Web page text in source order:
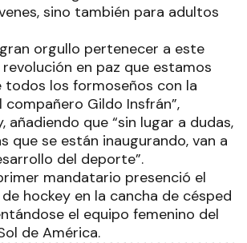
sino también para adultos
orgullo pertenecer a este
en paz que estamos
todos los formoseños con la
Gildo Insfrán”,
añadiendo que “sin lugar a dudas,
que se están inaugurando, van a
del deporte”.
mandatario presenció el
hockey en la cancha de césped
el equipo femenino del
de América.